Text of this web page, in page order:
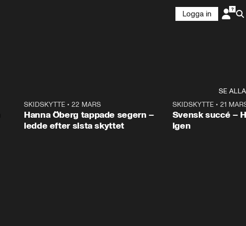
Logga in
SE ALLA
SKIDSKYTTE• 22 MARS
Hanna Öberg tappade segern –
ledde efter sista skyttet
SKIDSKYTTE• 21
Svensk succé –
igen